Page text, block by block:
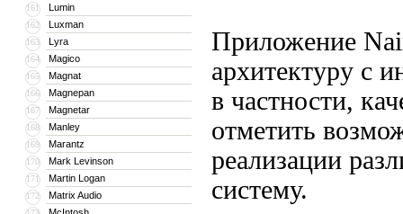
161 Lumin
162 Luxman
163 Lyra
164 Magico
165 Magnat
166 Magnepan
167 Magnetar
168 Manley
169 Marantz
170 Mark Levinson
171 Martin Logan
172 Matrix Audio
Приложение
архитектуру с
в частности,
отметить
реализации
систему.